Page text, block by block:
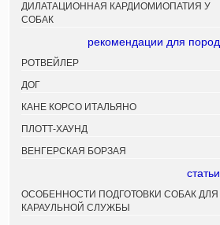
ДИЛАТАЦИОННАЯ КАРДИОМИОПАТИЯ У
СОБАК
рекомендации для пород
РОТВЕЙЛЕР
ДОГ
КАНЕ КОРСО ИТАЛЬЯНО
ПЛОТТ-ХАУНД
ВЕНГЕРСКАЯ БОРЗАЯ
статьи
ОСОБЕННОСТИ ПОДГОТОВКИ СОБАК ДЛЯ
КАРАУЛЬНОЙ СЛУЖБЫ